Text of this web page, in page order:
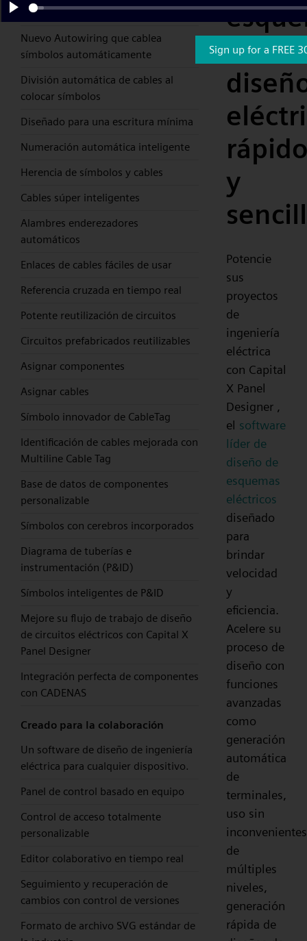
simplemente arrastrar y soltar
Nuevo Autowiring que cablea
símbolos automáticamente
División automática de cables al
colocar símbolos
Diseñado para una escritura mínima
Numeración automática inteligente
Herencia de símbolos y cables
Cables súper inteligentes
Alambres enderezadores
automáticos
Enlaces de cables fáciles de usar
Referencia cruzada en tiempo real
Potente reutilización de circuitos
Circuitos prefabricados reutilizables
Asignar componentes
Asignar cables
Símbolo innovador de CableTag
Identificación de cables mejorada con
Multiline Cable Tag
Base de datos de componentes
personalizable
Símbolos con cerebros incorporados
Diagrama de tuberías e
instrumentación (P&ID)
Símbolos inteligentes de P&ID
Mejore su flujo de trabajo de diseño
de circuitos eléctricos con Capital X
Panel Designer
Integración perfecta de componentes
con CADENAS
Creado para la colaboración
Un software de diseño de ingeniería
eléctrica para cualquier dispositivo.
Panel de control basado en equipo
Control de acceso totalmente
personalizable
Editor colaborativo en tiempo real
Seguimiento y recuperación de
cambios con control de versiones
Formato de archivo SVG estándar de
y
Potencie
sus
proyectos
de
ingeniería
eléctrica
con Capital
X Panel
Designer ,
el software
líder de
diseño de
esquemas
eléctricos
diseñado
para
brindar
velocidad
y
eficiencia.
Acelere su
proceso de
diseño con
funciones
avanzadas
como
generación
automática
de
terminales,
uso sin
inconvenientes
de
múltiples
niveles,
generación
rápida de
Play
Sign up for a FREE